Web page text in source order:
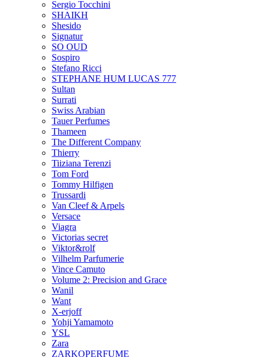
Sergio Tocchini
SHAIKH
Shesido
Signatur
SO OUD
Sospiro
Stefano Ricci
STEPHANE HUM LUCAS 777
Sultan
Surrati
Swiss Arabian
Tauer Perfumes
Thameen
The Different Company
Thierry
Tiiziana Terenzi
Tom Ford
Tommy Hilfigen
Trussardi
Van Cleef & Arpels
Versace
Viagra
Victorias secret
Viktor&rolf
Vilhelm Parfumerie
Vince Camuto
Volume 2: Precision and Grace
Wanil
Want
X-erjoff
Yohji Yamamoto
YSL
Zara
ZARKOPERFUME